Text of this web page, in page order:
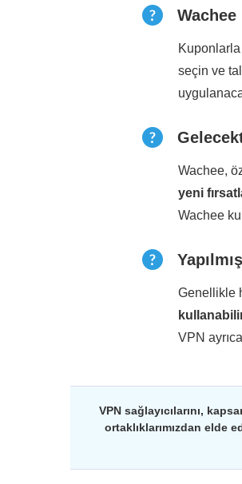
Kuponlarla
seçin ve
Wachee,
yeni
Wachee
Genellikle
VPN
VPN sağlayıcılarını,
ortaklıklarımızdan elde